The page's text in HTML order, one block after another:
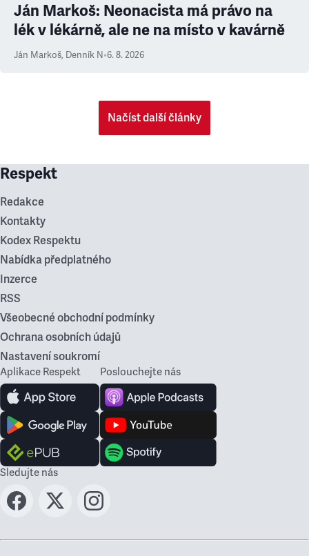
Ján Markoš: Neonacista má právo na
lék v lékárně, ale ne na místo v kavárně
Ján Markoš, Denník N•6. 8. 2026
Načíst další články
Respekt
Redakce
Kontakty
Kodex Respektu
Nabídka předplatného
Inzerce
RSS
Všeobecné obchodní podmínky
Ochrana osobních údajů
Nastavení soukromí
Aplikace Respekt Poslouchejte nás
Sledujte nás